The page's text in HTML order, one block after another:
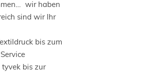
wir haben
sind wir Ihr
bis zum
tyvek bis zur